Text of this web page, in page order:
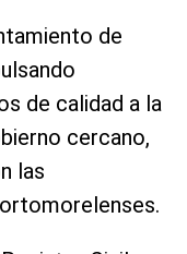
de
de calidad a la
cercano,
las